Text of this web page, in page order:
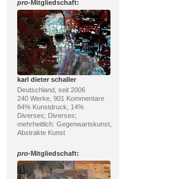
pro-Mitgliedschaft:
karl dieter schaller
Deutschland, seit 2006
240 Werke, 901 Kommentare
84% Kunstdruck, 14%
Diverses; Diverses;
mehrheitlich: Gegenwartskunst,
Abstrakte Kunst
pro-Mitgliedschaft: